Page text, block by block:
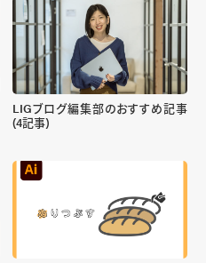
LIGブログ編集部のおすすめ記事
(4記事)